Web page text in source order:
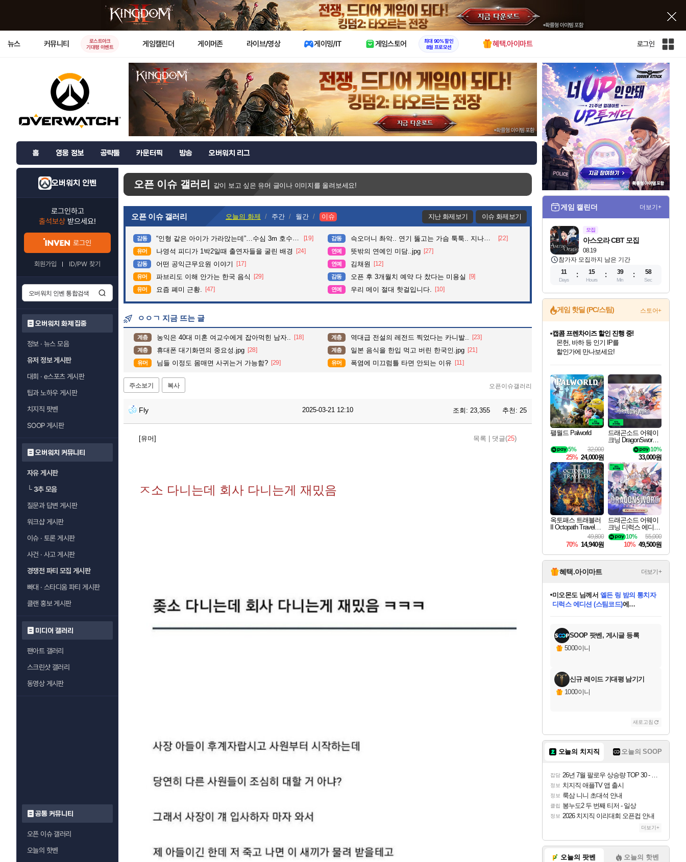
X
뉴스 커뮤니티
로스트아크
기대평 이벤트
게임캘린더 게이머존 라이브/영상 게이밍/IT 게임스토어
최대 90% 할인
8월 프로모션
혜택.아이마트 로그인
인
전
사
이
트
홈 영웅 정보 공략툴 카운터픽 방송 오버워치 리그
오버워치 인벤
로그인하고
출석보상 받으세요!
로그인
회원가입 ID/PW 찾기
오버워치 화제 집중
정보 · 뉴스 모음
유저 정보 게시판
대회 · e스포츠 게시판
팁과 노하우 게시판
치지직 팟벤
SOOP 게시판
오버워치 커뮤니티
자유 게시판
└3추 모음
질문과 답변 게시판
워크샵 게시판
이슈 · 토론 게시판
사건 · 사고 게시판
경쟁전 파티 모집 게시판
빠대 · 스타디움 파티 게시판
클랜 홍보 게시판
미디어 갤러리
팬아트 갤러리
스크린샷 갤러리
동영상 게시판
공통 커뮤니티
오픈 이슈 갤러리
오늘의 핫벤
오픈 이슈 갤러리 같이 보고 싶은 유머 글이나 이미지를 올려보세요!
오픈 이슈 갤러리 오늘의 화제 주간 월간 이슈 지난 화제보기 이슈 화제보기
감동 “인형 같은 아이가 가라앉는데”…수심 3m 호수 뛰어든 60대 의인 [19] 감동 슥오더니 촤악.. 연기 뚫고는 가슴 툭툭.. 지나가던 아재의 정체 [22]
유머 나영석 피디가 1박2일때 출연자들을 굴린 배경 [24] 연예 뜻밖의 연예인 미담..jpg [27]
감동 어떤 공익근무요원 이야기 [17] 연예 김채원 [12]
유머 파브리도 이해 안가는 한국 음식 [29] 감동 오픈 후 3개월치 예약 다 찼다는 미용실 [9]
유머 요즘 폐미 근황. [47] 연예 우리 메이 절대 핫걸입니다. [10]
ㅇㅇㄱ 지금 뜨는 글
계층 농익은 40대 미혼 여교수에게 잡아먹힌 남자.. [18] 계층 역대급 전설의 레전드 찍었다는 카니발.. [23]
계층 휴대폰 대기화면의 중요성.jpg [28] 계층 일본 음식을 한입 먹고 버린 한국인.jpg [21]
유머 님들 이정도 몸매면 사귀는거 가능함? [29] 유머 폭염에 미끄럼틀 타면 안되는 이유 [11]
주소보기 복사 오픈이슈갤러리
Fly 2025-03-21 12:10 조회: 23,355 추천: 25
[유머] 목록 댓글(25)
ㅈ소 다니는데 회사 다니는게 재밌음
게임 캘린더 더보기+
모집
08.19
아스오라 CBT 모집
참가자 모집까지 남은 기간
11
Days
15
Hours
39
Min
56
Sec
게임 핫딜 (PC/스팀) 스토어+
최대 90% 할인가를 만나보세요!
네이버혜택과 함께 만나보세요!
50%할인&추가 적립까지!
네이버 포인트 혜택까지!
이니&베니 혜택까지!
네이버 혜택가와 함께 예약하세요!
할인&네이버혜택으로 만나보세요!
네이버페이 혜택과 만나보세요!
40주년 프로모션으로 만나보세요!
캡콤 프렌차이즈 할인 진행 중!
몬헌, 바하 등 인기 IP를
할인가에 만나보세요!
일부 에디션 상시 할인!
혜택으로 예약 판매 중
편안하게 충전하세요
팰월드 Palworld
32,000
5%
25% 24,000원
드래곤소드 어웨이
크닝 DragonSword A
10%
33,000원
옥토패스 트래블러
II Octopath Traveler I
49,800
70% 14,940원
드래곤소드 어웨이
크닝 디럭스 에디션
DragonSword Awake
ning Deluxe Edition
55,000
10%
10% 49,500원
혜택.아이마트 더보기+
교환.
당첨되셨습니다.
당첨되셨습니다.
당첨되셨습니다.
디럭스 에디션 (스팀코드) 에
당첨되셨습니다.
아기쿠키 님께서(본편포함) 데이브 더
당첨되셨습니다.
당첨되셨습니다.
에디션 (스팀코드) 를 교환.
당첨되셨습니다.
SOOP 팟벤, 게시글 등록
5000이니
신규 레이드 기대평 남기기
1000이니
새로고침
오늘의 치지직 오늘의 SOOP
잡담 26년 7월 팔로우 상승량 TOP 30 - 월간 치지직
정보 치지직 애플TV 앱 출시
정보 룩삼 니니 초대석 안내
클립 봉누도2 두 번째 티저 - 일상
정보 2026 치지직 이리대회 오픈컵 안내
더보기+
오늘의 팟벤 오늘의 핫벤